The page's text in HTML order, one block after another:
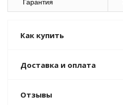
Гарантия
Как купить
Доставка и оплата
Отзывы